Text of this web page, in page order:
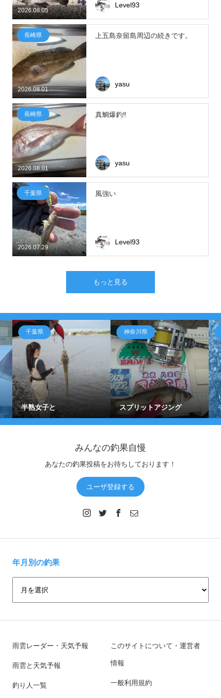
2026.08.05
Level93
2026.08.01
長崎県 上五島奈留島周辺の続きです。
yasu
2026.08.01
長崎県 真鯛爆釣‼
yasu
2026.07.29
千葉県 風強い
Level93
もっと見る
千葉県
半熟女子と
神奈川県
スプリットアジング
みんなの釣果自慢
あなたの釣果投稿をお待ちしております！
ユーザ登録する
年月別の釣果
雨雲レーダー・天気予報
雨雲と天気予報
釣り人一覧
このサイトについて・運営者
情報
一般利用規約